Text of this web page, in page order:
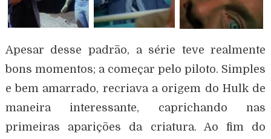
Apesar desse padrão, a série teve realmente
bons momentos; a começar pelo piloto. Simples
e bem amarrado, recriava a origem do Hulk de
maneira interessante, caprichando nas
primeiras aparições da criatura. Ao fim do